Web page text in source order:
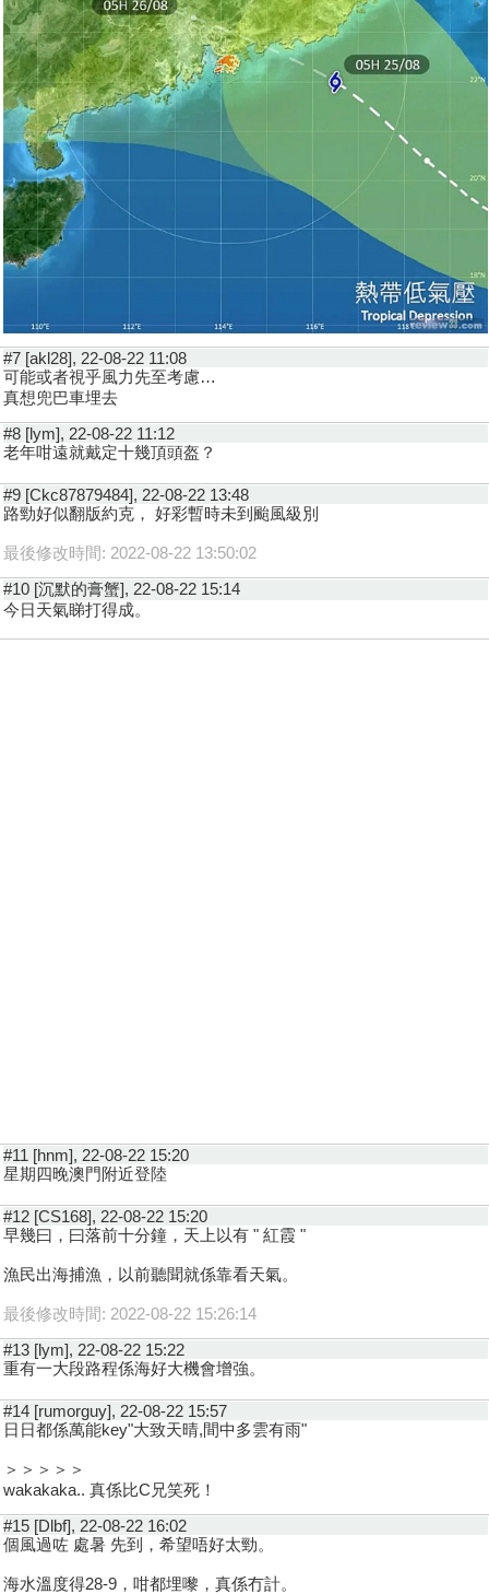
#7 [akl28], 22-08-22 11:08
可能或者視乎風力先至考慮…
真想兜巴車埋去
#8 [lym], 22-08-22 11:12
老年咁遠就戴定十幾頂頭盔？
#9 [Ckc87879484], 22-08-22 13:48
路勁好似翻版約克， 好彩暫時未到颱風級別
最後修改時間: 2022-08-22 13:50:02
#10 [沉默的膏蟹], 22-08-22 15:14
今日天氣睇打得成。
#11 [hnm], 22-08-22 15:20
星期四晚澳門附近登陸
#12 [CS168], 22-08-22 15:20
早幾曰，曰落前十分鐘，天上以有 " 紅霞 "
漁民出海捕漁，以前聽聞就係靠看天氣。
最後修改時間: 2022-08-22 15:26:14
#13 [lym], 22-08-22 15:22
重有一大段路程係海好大機會增強。
#14 [rumorguy], 22-08-22 15:57
日日都係萬能key"大致天晴,間中多雲有雨"
＞＞＞＞＞
wakakaka.. 真係比C兄笑死！
#15 [Dlbf], 22-08-22 16:02
個風過咗 處暑 先到，希望唔好太勁。
海水溫度得28-9，咁都埋嚟，真係冇計。